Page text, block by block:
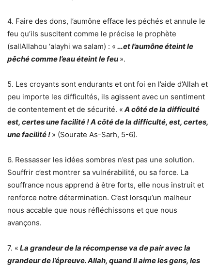
4. Faire des dons, l’aumône efface les péchés et annule le
feu qu’ils suscitent comme le précise le prophète
(sallAllahou ‘alayhi wa salam) : « …et l’aumône éteint le
pêché comme l’eau éteint le feu ».
5. Les croyants sont endurants et ont foi en l’aide d’Allah et
peu importe les difficultés, ils agissent avec un sentiment
de contentement et de sécurité. « A côté de la difficulté
est, certes une facilité ! A côté de la difficulté, est, certes,
une facilité ! » (Sourate As-Sarh, 5-6).
6. Ressasser les idées sombres n’est pas une solution.
Souffrir c’est montrer sa vulnérabilité, ou sa force. La
souffrance nous apprend à être forts, elle nous instruit et
renforce notre détermination. C’est lorsqu’un malheur
nous accable que nous réfléchissons et que nous
avançons.
7. « La grandeur de la récompense va de pair avec la
grandeur de l’épreuve. Allah, quand Il aime les gens, les